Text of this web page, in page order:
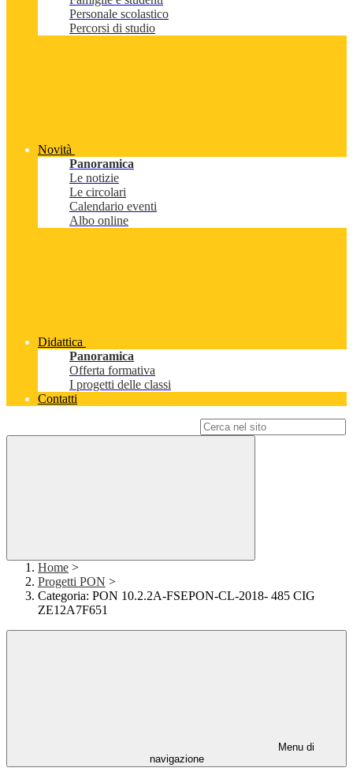
Personale scolastico
Percorsi di studio
Novità
Panoramica
Le notizie
Le circolari
Calendario eventi
Albo online
Didattica
Panoramica
Offerta formativa
I progetti delle classi
Contatti
Home >
Progetti PON >
Categoria: PON 10.2.2A-FSEPON-CL-2018- 485 CIG
ZE12A7F651
Menu di
navigazione